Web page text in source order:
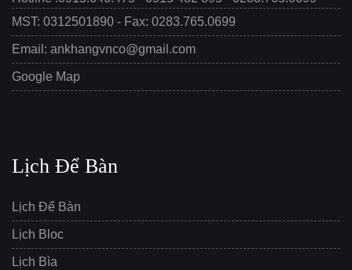
MST: 0312501890 - Fax: 0283.765.0699
Email: ankhangvnco@gmail.com
Google Map
Lịch Để Bàn
Lịch Để Bàn
Lịch Bloc
Lịch Bìa